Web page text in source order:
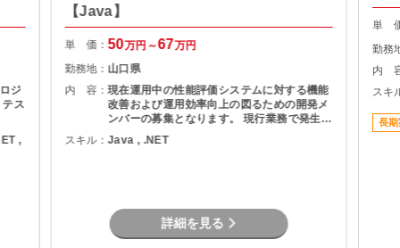
ジ
ス
,
【Java】
単 価：50万円～67万円
勤務地： 山口県
内 容：現在運用中の性能評価システムに対する機能
改善および運用効率向上の図るための開発メ
ンバーの募集となります。 現行業務で発生し
ている課題を整理し、機能追加を実現しま
す。
スキル：Java , .NET
詳細を見る
単
勤務
内
スキ
長期